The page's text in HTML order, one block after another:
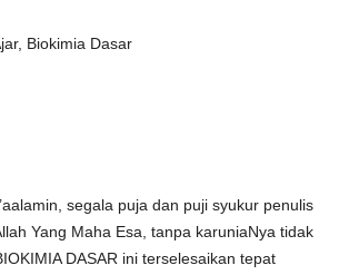
Biokimia Dasar
segala puja dan puji syukur penulis
Yang Maha Esa, tanpa karuniaNya tidak
DASAR ini terselesaikan tepat